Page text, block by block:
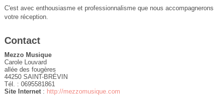
C'est avec enthousiasme et professionnalisme que nous accompagnerons
votre réception.
Contact
Mezzo Musique
Carole Louvard
allée des fougères
44250 SAINT-BRÉVIN
Tél. : 0695581861
Site Internet: http://mezzomusique.com